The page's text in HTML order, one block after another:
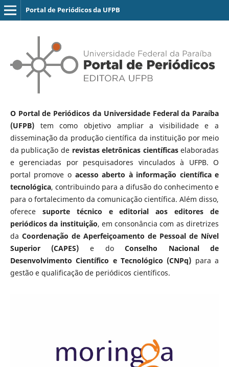
Portal de Periódicos da UFPB
O Portal de Periódicos da Universidade Federal da Paraíba
(UFPB)tem como objetivo ampliar a visibilidade e a
disseminação da produção científica da instituição por meio
da publicação de revistas eletrônicas científicaselaboradas
e gerenciadas por pesquisadores vinculados à UFPB. O
portal promove o acesso aberto à informação científica e
tecnológica, contribuindo para a difusão do conhecimento e
para o fortalecimento da comunicação científica. Além disso,
oferece suporte técnico e editorial aos editores de
periódicos da instituição, em consonância com as diretrizes
da Coordenação de Aperfeiçoamento de Pessoal de Nível
Superior (CAPES) e doConselho Nacional de
Desenvolvimento Científico e Tecnológico (CNPq) para a
gestão e qualificação de periódicos científicos.